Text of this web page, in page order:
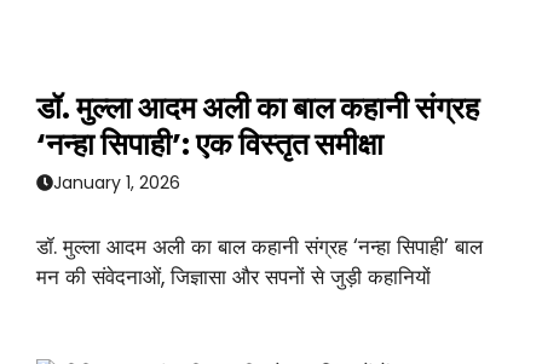
डॉ. मुल्ला आदम अली का बाल कहानी संग्रह
‘नन्हा सिपाही’: एक विस्तृत समीक्षा
January 1, 2026
डॉ. मुल्ला आदम अली का बाल कहानी संग्रह ‘नन्हा सिपाही’ बाल
मन की संवेदनाओं, जिज्ञासा और सपनों से जुड़ी कहानियों